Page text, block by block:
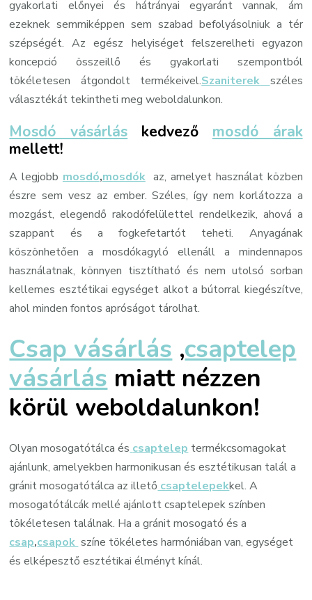
gyakorlati előnyei és hátrányai egyaránt vannak, ám
ezeknek semmiképpen sem szabad befolyásolniuk a tér
szépségét. Az egész helyiséget felszerelheti egyazon
koncepció összeillő és gyakorlati szempontból
tökéletesen átgondolt termékeivel.Szaniterek
széles
választékát tekintheti meg weboldalunkon.
Mosdó vásárlás kedvező mosdó árak
mellett!
A legjobb mosdó,mosdókaz, amelyet használat közben
észre sem vesz az ember. Széles, így nem korlátozza a
mozgást, elegendő rakodófelülettel rendelkezik, ahová a
szappant és a fogkefetartót teheti. Anyagának
köszönhetően a mosdókagyló ellenáll a mindennapos
használatnak, könnyen tisztítható és nem utolsó sorban
kellemes esztétikai egységet alkot a bútorral kiegészítve,
ahol minden fontos apróságot tárolhat.
Csap vásárlás,csaptelep
vásárlásmiatt nézzen
körül weboldalunkon!
Olyan mosogatótálca és csaptelep termékcsomagokat
ajánlunk, amelyekben harmonikusan és esztétikusan talál a
gránit mosogatótálca az illető csaptelepekkel. A
mosogatótálcák mellé ajánlott csaptelepek színben
tökéletesen találnak. Ha a gránit mosogató és a
csap,csapok színe tökéletes harmóniában van, egységet
és elképesztő esztétikai élményt kínál.